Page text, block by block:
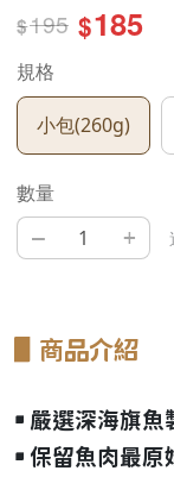
$195 $185
規格
小包(260g)
數量
– +
商品介紹
￭ 嚴選深海旗魚
￭ 保留魚肉最原